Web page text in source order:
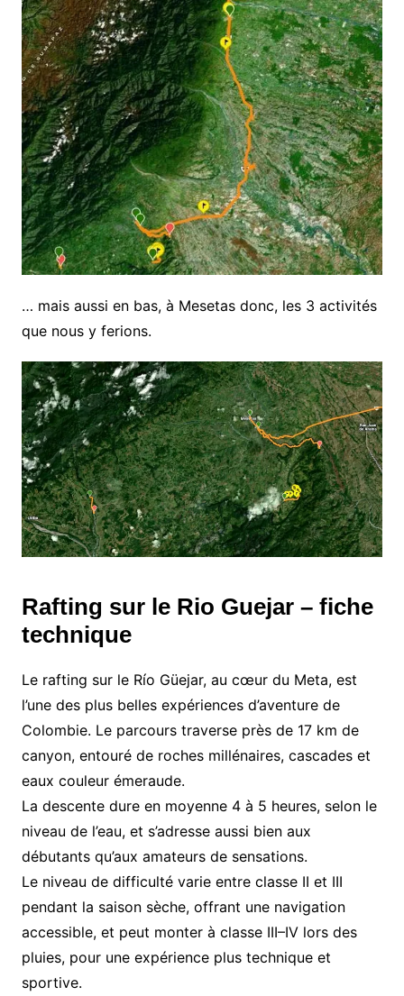
… mais aussi en bas, à Mesetas donc, les 3 activités
que nous y ferions.
Rafting sur le Rio Guejar – fiche
technique
Le rafting sur le Río Güejar, au cœur du Meta, est
l’une des plus belles expériences d’aventure de
Colombie. Le parcours traverse près de 17 km de
canyon, entouré de roches millénaires, cascades et
eaux couleur émeraude.
La descente dure en moyenne 4 à 5 heures, selon le
niveau de l’eau, et s’adresse aussi bien aux
débutants qu’aux amateurs de sensations.
Le niveau de difficulté varie entre classe II et III
pendant la saison sèche, offrant une navigation
accessible, et peut monter à classe III–IV lors des
pluies, pour une expérience plus technique et
sportive.